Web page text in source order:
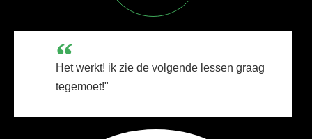
Het werkt! ik zie de volgende lessen graag
tegemoet!"